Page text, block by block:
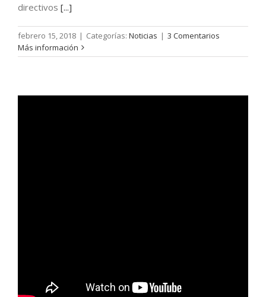
directivos [...]
febrero 15, 2018 | Categorías: Noticias | 3 Comentarios
Más información